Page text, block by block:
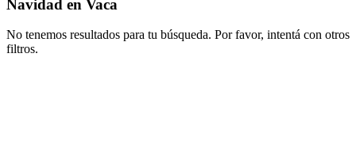
Navidad en Vaca
No tenemos resultados para tu búsqueda. Por favor, intentá con otros
filtros.